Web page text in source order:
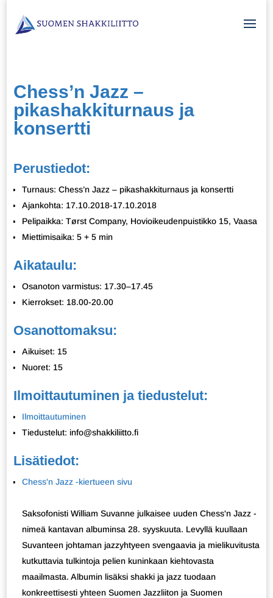
Chess’n Jazz –
pikashakkiturnaus ja
konsertti
Perustiedot:
Turnaus: Chess’n Jazz – pikashakkiturnaus ja konsertti
Ajankohta: 17.10.2018-17.10.2018
Pelipaikka: Tørst Company, Hovioikeudenpuistikko 15, Vaasa
Miettimisaika: 5 + 5 min
Aikataulu:
Osanoton varmistus: 17.30–17.45
Kierrokset: 18.00-20.00
Osanottomaksu:
Aikuiset: 15
Nuoret: 15
Ilmoittautuminen ja tiedustelut:
Ilmoittautuminen
Tiedustelut: info@shakkiliitto.fi
Lisätiedot:
Chess'n Jazz -kiertueen sivu
Saksofonisti William Suvanne julkaisee uuden Chess'n Jazz -
nimeä kantavan albuminsa 28. syyskuuta. Levyllä kuullaan
Suvanteen johtaman jazzyhtyeen svengaavia ja mielikuvitusta
kutkuttavia tulkintoja pelien kuninkaan kiehtovasta
maailmasta. Albumin lisäksi shakki ja jazz tuodaan
konkreettisesti yhteen Suomen Jazzliiton ja Suomen